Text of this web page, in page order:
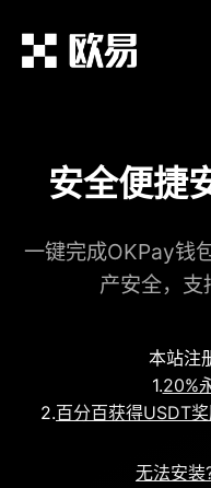
安全便捷
一键完成OKPay钱
产安全，支
本站注
1.20%
2.百分百获得USDT
无法安装